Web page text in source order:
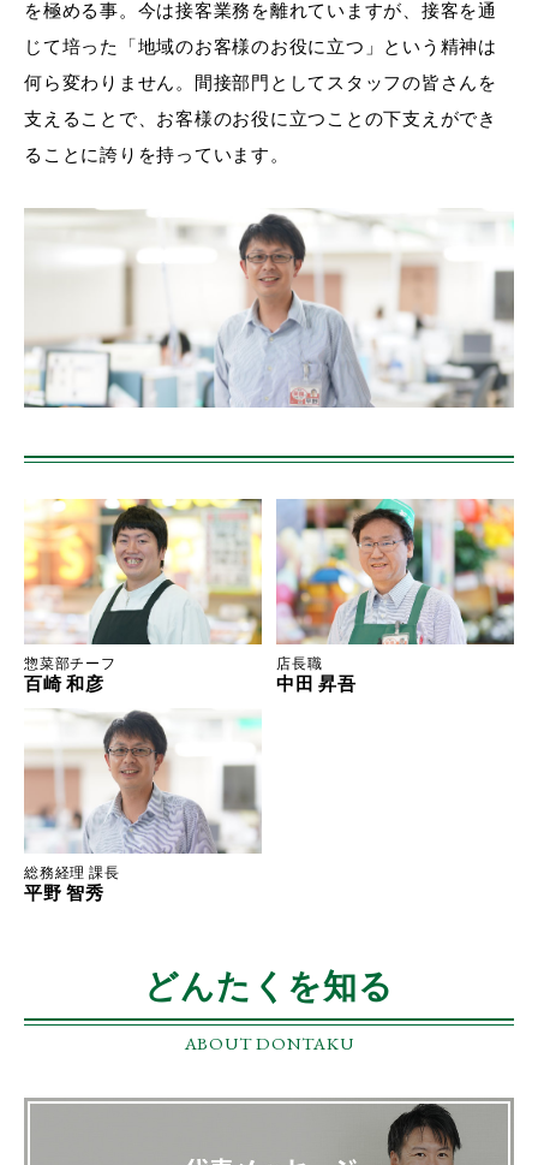
を極める事。今は接客業務を離れていますが、接客を通
じて培った「地域のお客様のお役に立つ」という精神は
何ら変わりません。間接部門としてスタッフの皆さんを
支えることで、お客様のお役に立つことの下支えができ
ることに誇りを持っています。
惣菜部チーフ
百崎 和彦
店長職
中田 昇吾
総務経理 課長
平野 智秀
どんたくを知る
ABOUT DONTAKU